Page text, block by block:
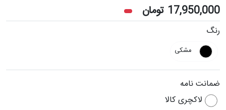
17,950,000 تومان
رنگ
مشکی
ضمانت نامه
لاکچری کالا